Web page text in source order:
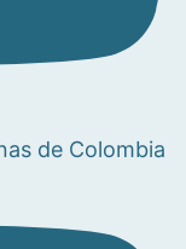
de Colombia